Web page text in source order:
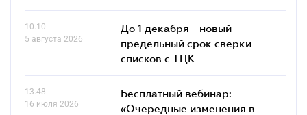
10.10
5 августа 2026
До 1 декабря - новый
предельный срок сверки
списков c ТЦК
13.48
16 июля 2026
Бесплатный вебинар:
«Очередные изменения в